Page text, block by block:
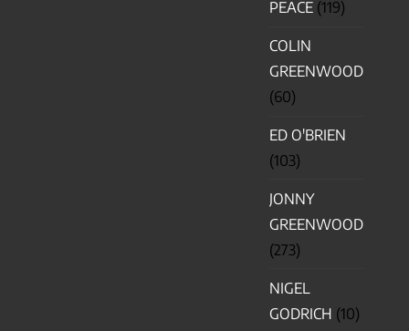
PEACE (119)
COLIN
GREENWOOD
(60)
ED O'BRIEN
(103)
JONNY
GREENWOOD
(273)
NIGEL
GODRICH (10)